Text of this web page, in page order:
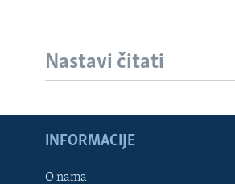
Learning English
Nastavi čitati
INFORMACIJE
O nama